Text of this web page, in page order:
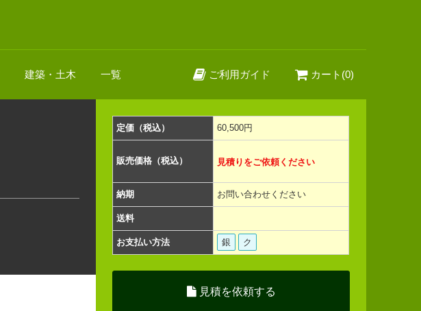
建築・土木 一覧 ご利用ガイド カート(0)
定価（税込） 60,500円
販売価格（税込） 見積りをご依頼ください
納期 お問い合わせください
送料
お支払い方法 銀 ク
見積を依頼する